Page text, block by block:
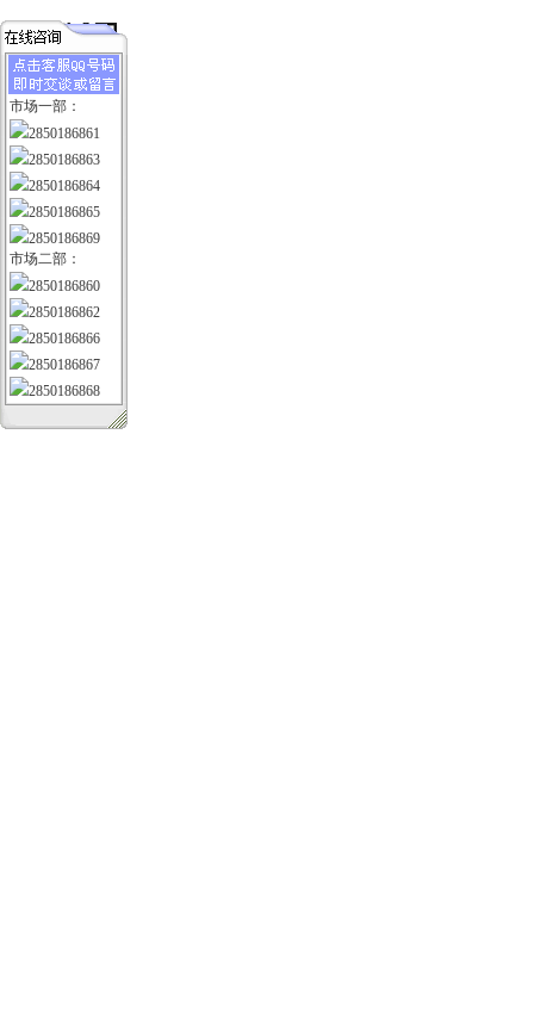
市场一部：
2850186861
2850186863
2850186864
2850186865
2850186869
市场二部：
2850186860
2850186862
2850186866
2850186867
2850186868